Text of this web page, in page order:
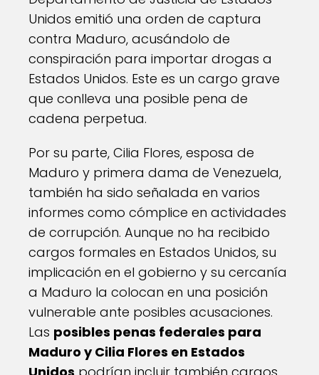
Unidos emitió una orden de captura
contra Maduro, acusándolo de
conspiración para importar drogas a
Estados Unidos. Este es un cargo grave
que conlleva una posible pena de
cadena perpetua.
Por su parte, Cilia Flores, esposa de
Maduro y primera dama de Venezuela,
también ha sido señalada en varios
informes como cómplice en actividades
de corrupción. Aunque no ha recibido
cargos formales en Estados Unidos, su
implicación en el gobierno y su cercanía
a Maduro la colocan en una posición
vulnerable ante posibles acusaciones.
Las posibles penas federales para
Maduro y Cilia Flores en Estados